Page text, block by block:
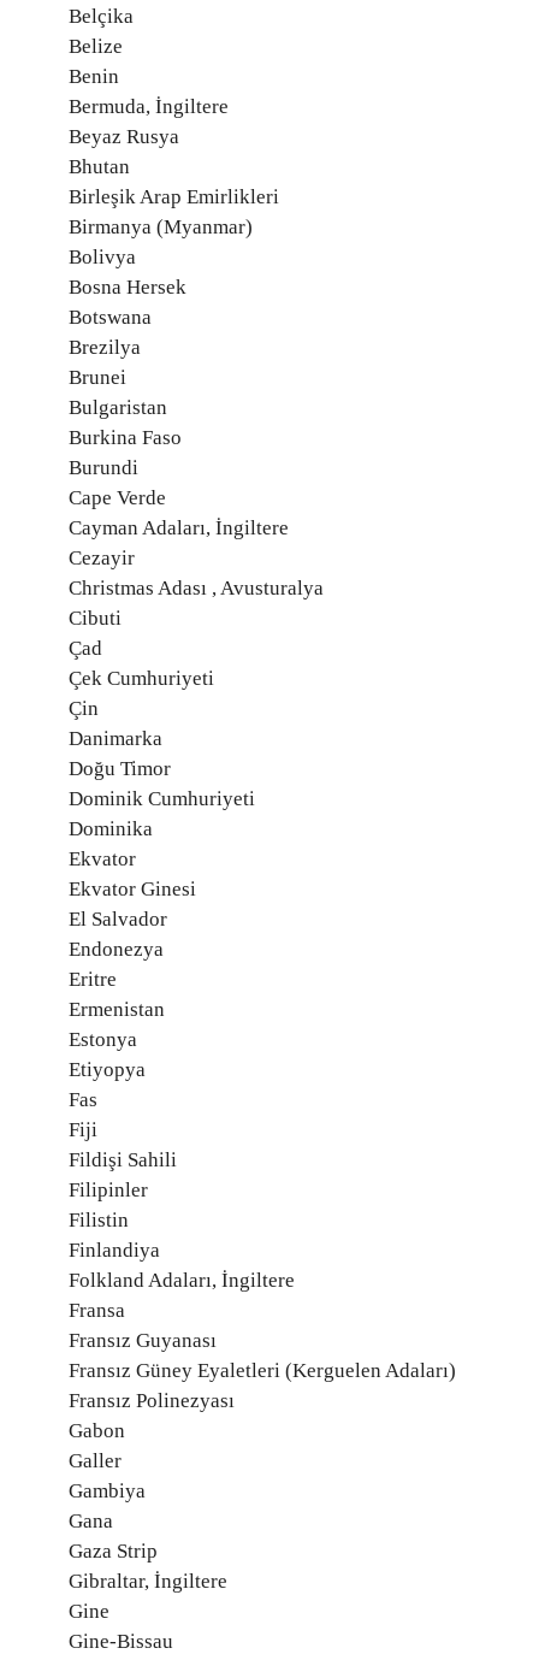
Belçika
Belize
Benin
Bermuda, İngiltere
Beyaz Rusya
Bhutan
Birleşik Arap Emirlikleri
Birmanya (Myanmar)
Bolivya
Bosna Hersek
Botswana
Brezilya
Brunei
Bulgaristan
Burkina Faso
Burundi
Cape Verde
Cayman Adaları, İngiltere
Cezayir
Christmas Adası , Avusturalya
Cibuti
Çad
Çek Cumhuriyeti
Çin
Danimarka
Doğu Timor
Dominik Cumhuriyeti
Dominika
Ekvator
Ekvator Ginesi
El Salvador
Endonezya
Eritre
Ermenistan
Estonya
Etiyopya
Fas
Fiji
Fildişi Sahili
Filipinler
Filistin
Finlandiya
Folkland Adaları, İngiltere
Fransa
Fransız Guyanası
Fransız Güney Eyaletleri (Kerguelen Adaları)
Fransız Polinezyası
Gabon
Galler
Gambiya
Gana
Gaza Strip
Gibraltar, İngiltere
Gine
Gine-Bissau